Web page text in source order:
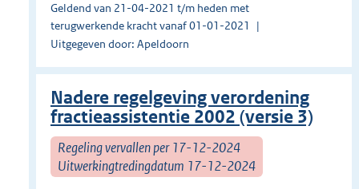
Geldend van 21-04-2021 t/m heden met
terugwerkende kracht vanaf 01-01-2021
Uitgegeven door: Apeldoorn
Nadere regelgeving verordening
fractieassistentie 2002 (versie 3)
Regeling vervallen per 17-12-2024
Uitwerkingtredingdatum 17-12-2024